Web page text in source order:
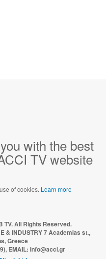
with the best
TV website
of cookies. Learn more
TV. All Rights Reserved.
& INDUSTRY 7 Academias st.,
Greece
EMAIL: info@acci.gr